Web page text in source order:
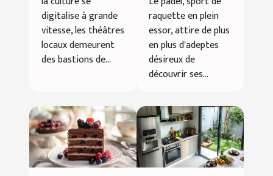
la promotion
de la culture
artistique
digitalise à grande
vitesse, les théâtres
locaux demeurent
des bastions de...
monde du
padel
raquette en plein
essor, attire de plus
en plus d'adeptes
désireux de
découvrir ses...